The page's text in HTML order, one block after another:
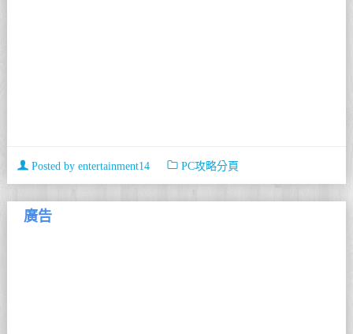
Posted by entertainment14 PC攻略分頁
廣告